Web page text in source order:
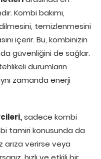
Kombi bakımı,
temizlenmesini
içerir. Bu, kombinizin
güvenliğini de sağlar.
durumların
zamanda enerji
sadece kombi
tamiri konusunda da
arıza verirse veya